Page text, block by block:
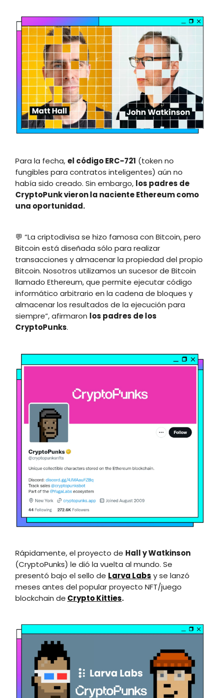
Para la fecha, el código ERC-721 (token no
fungibles para contratos inteligentes) aún no
había sido creado. Sin embargo, los padres de
CryptoPunk vieron la naciente Ethereum como
una oportunidad.
💬 “La criptodivisa se hizo famosa con Bitcoin, pero
Bitcoin está diseñada sólo para realizar
transacciones y almacenar la propiedad del propio
Bitcoin. Nosotros utilizamos un sucesor de Bitcoin
llamado Ethereum, que permite ejecutar código
informático arbitrario en la cadena de bloques y
almacenar los resultados de la ejecución para
siempre”, afirmaron los padres de los
CryptoPunks.
Rápidamente, el proyecto de Hall y Watkinson
(CryptoPunks) le dió la vuelta al mundo. Se
presentó bajo el sello de Larva Labs y se lanzó
meses antes del popular proyecto NFT/juego
blockchain de Crypto Kitties.